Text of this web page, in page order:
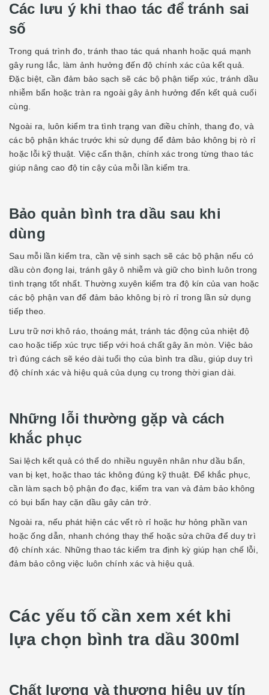
Các lưu ý khi thao tác để tránh sai
số
Trong quá trình đo, tránh thao tác quá nhanh hoặc quá mạnh
gây rung lắc, làm ảnh hưởng đến độ chính xác của kết quả.
Đặc biệt, cần đảm bảo sạch sẽ các bộ phận tiếp xúc, tránh dầu
nhiễm bẩn hoặc tràn ra ngoài gây ảnh hưởng đến kết quả cuối
cùng.
Ngoài ra, luôn kiểm tra tình trạng van điều chỉnh, thang đo, và
các bộ phận khác trước khi sử dụng để đảm bảo không bị rò rỉ
hoặc lỗi kỹ thuật. Việc cẩn thận, chính xác trong từng thao tác
giúp nâng cao độ tin cậy của mỗi lần kiểm tra.
Bảo quản bình tra dầu sau khi
dùng
Sau mỗi lần kiểm tra, cần vệ sinh sạch sẽ các bộ phận nếu có
dầu còn đọng lại, tránh gây ô nhiễm và giữ cho bình luôn trong
tình trạng tốt nhất. Thường xuyên kiểm tra độ kín của van hoặc
các bộ phận van để đảm bảo không bị rò rỉ trong lần sử dụng
tiếp theo.
Lưu trữ nơi khô ráo, thoáng mát, tránh tác động của nhiệt độ
cao hoặc tiếp xúc trực tiếp với hoá chất gây ăn mòn. Việc bảo
trì đúng cách sẽ kéo dài tuổi thọ của bình tra dầu, giúp duy trì
độ chính xác và hiệu quả của dụng cụ trong thời gian dài.
Những lỗi thường gặp và cách
khắc phục
Sai lệch kết quả có thể do nhiều nguyên nhân như dầu bẩn,
van bị kẹt, hoặc thao tác không đúng kỹ thuật. Để khắc phục,
cần làm sạch bộ phận đo đạc, kiểm tra van và đảm bảo không
có bụi bẩn hay cặn dầu gây cản trở.
Ngoài ra, nếu phát hiện các vết rò rỉ hoặc hư hỏng phần van
hoặc ống dẫn, nhanh chóng thay thế hoặc sửa chữa để duy trì
độ chính xác. Những thao tác kiểm tra định kỳ giúp hạn chế lỗi,
đảm bảo công việc luôn chính xác và hiệu quả.
Các yếu tố cần xem xét khi
lựa chọn bình tra dầu 300ml
Chất lượng và thương hiệu uy tín